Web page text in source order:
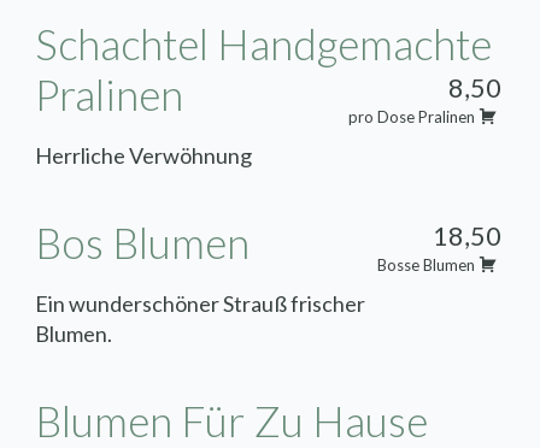
Schachtel Handgemachte
Pralinen
8,50
pro Dose Pralinen
Herrliche Verwöhnung
Bos Blumen 18,50
Bosse Blumen
Ein wunderschöner Strauß frischer
Blumen.
Blumen Für Zu Hause